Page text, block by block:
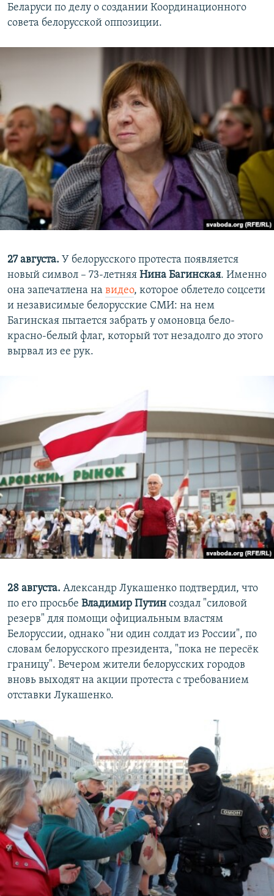
Беларуси по делу о создании Координационного
совета белорусской оппозиции.
27 августа. У белорусского протеста появляется
новый символ – 73-летняя Нина Багинская. Именно
она запечатлена на видео, которое облетело соцсети
и независимые белорусские СМИ: на нем
Багинская пытается забрать у омоновца бело-
красно-белый флаг, который тот незадолго до этого
вырвал из ее рук.
28 августа. Александр Лукашенко подтвердил, что
по его просьбе Владимир Путин создал "силовой
резерв" для помощи официальным властям
Белоруссии, однако "ни один солдат из России", по
словам белорусского президента, "пока не пересёк
границу". Вечером жители белорусских городов
вновь выходят на акции протеста с требованием
отставки Лукашенко.